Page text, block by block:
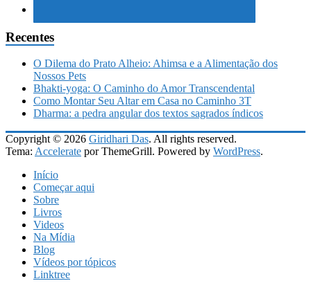
Recentes
O Dilema do Prato Alheio: Ahimsa e a Alimentação dos
Nossos Pets
Bhakti-yoga: O Caminho do Amor Transcendental
Como Montar Seu Altar em Casa no Caminho 3T
Dharma: a pedra angular dos textos sagrados índicos
Copyright © 2026 Giridhari Das. All rights reserved.
Tema: Accelerate por ThemeGrill. Powered by WordPress.
Início
Começar aqui
Sobre
Livros
Videos
Na Mídia
Blog
Vídeos por tópicos
Linktree